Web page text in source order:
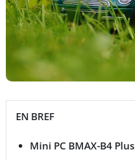
EN BREF
Mini PC BMAX-B4 Plus